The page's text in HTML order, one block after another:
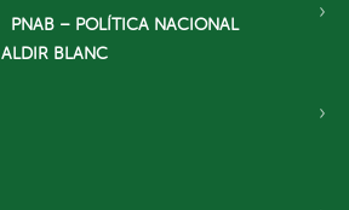
PNAB – POLÍTICA NACIONAL
ALDIR BLANC